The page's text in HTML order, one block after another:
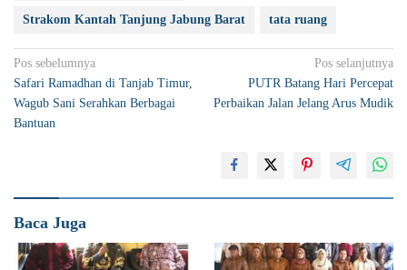
Strakom Kantah Tanjung Jabung Barat tata ruang
Navigasi
pos
Pos sebelumnya
Safari Ramadhan di Tanjab Timur,
Wagub Sani Serahkan Berbagai
Bantuan
Pos selanjutnya
PUTR Batang Hari Percepat
Perbaikan Jalan Jelang Arus Mudik
Baca Juga